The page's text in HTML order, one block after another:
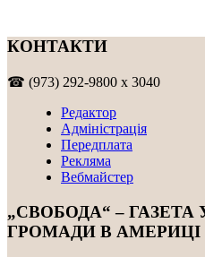
КОНТАКТИ
☎ (973) 292-9800 x 3040
Редактор
Адміністрація
Передплата
Рекляма
Вебмайстер
„СВОБОДА“ – ГАЗЕТА
ГРОМАДИ В АМЕРИЦІ